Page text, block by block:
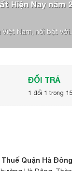
khi xác nhận đơn
4.00-10 không
Hiện Nay năm
Nam, nổi bật với...
ĐỔI TRẢ
1 đổi 1 trong
Quận Hà Đông